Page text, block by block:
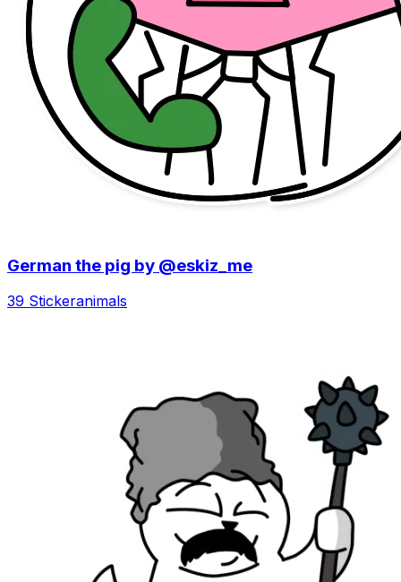
German the pig by @eskiz_me
39 Stickeranimals